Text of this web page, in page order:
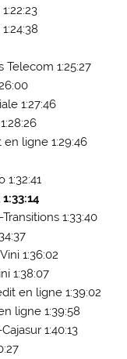
Telecom 1:25:27
1:27:46
ligne 1:29:46
1:33:40
1:36:02
1:38:07
en ligne 1:39:02
ligne 1:39:58
1:40:13